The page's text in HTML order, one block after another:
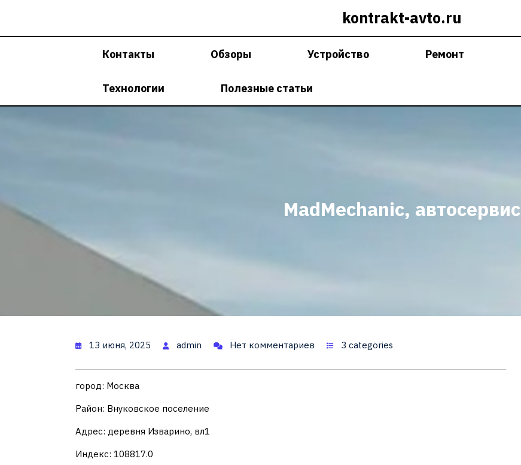
kontrakt-avto.ru
Контакты Обзоры Устройство Ремонт
Технологии Полезные статьи
MadMechanic, автосервис
13 июня, 2025 admin Нет комментариев 3 categories
город: Москва
Район: Внуковское поселение
Адрес: деревня Изварино, вл1
Индекс: 108817.0